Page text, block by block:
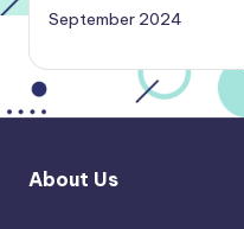
September 2024
About Us